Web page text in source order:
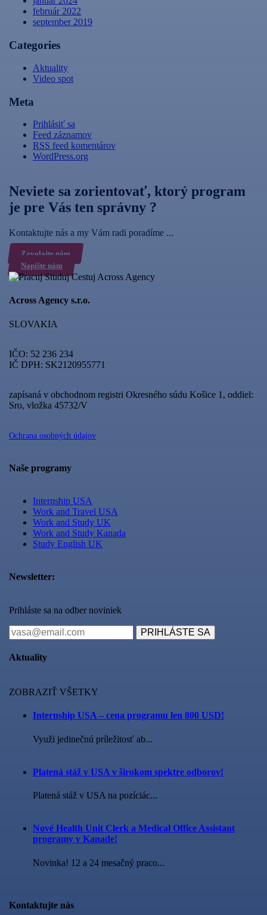
február 2022
september 2019
Categories
Aktuality
Video spot
Meta
Prihlásiť sa
Feed záznamov
RSS feed komentárov
WordPress.org
Neviete sa zorientovať, ktorý program
je pre Vás ten správny ?
Kontaktujte nás a my Vám radi poradíme ...
Zavolajte nám
Napíšte nám
Across Agency s.r.o.
SLOVAKIA
IČO: 52 236 234
IČ DPH: SK2120955771
zapísaná v obchodnom registri Okresného súdu Košice 1, oddiel:
Sro, vložka 45732/V
Ochrana osobných údajov
Naše programy
Internship USA
Work and Travel USA
Work and Study UK
Work and Study Kanada
Study English UK
Newsletter:
Prihláste sa na odber noviniek
PRIHLÁSTE SA
Aktuality
ZOBRAZIŤ VŠETKY
Internship USA – cena programu len 800 USD!
Využi jedinečnú príležitosť ab...
Platená stáž v USA v širokom spektre odborov!
Platená stáž v USA na pozíciác...
Nové Health Unit Clerk a Medical Office Assistant
programy v Kanade!
Novinka! 12 a 24 mesačný praco...
Kontaktujte nás